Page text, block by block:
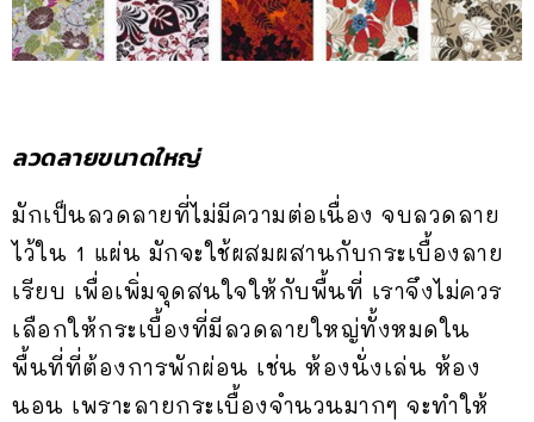
ลวดลายขนาดใหญ่
มักเป็นลวดลายที่ไม่มีความต่อเนื่อง จบลวดลาย
ไว้ใน 1 แผ่น มักจะใช้ผสมผสานกับกระเบื้องลาย
เรียบ เพื่อเพิ่มจุดสนใจให้กับพื้นที่ เราจึงไม่ควร
เลือกให้กระเบื้องที่มีลวดลายใหญ่ทั้งหมดใน
พื้นที่ที่ต้องการพักผ่อน เช่น ห้องนั่งเล่น ห้อง
นอน เพราะลายกระเบื้องจำนวนมากๆ จะทำให้